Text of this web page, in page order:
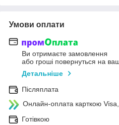
Умови оплати
Ви отримаєте замовлення
або гроші повернуться на
Детальніше
Післяплата
Онлайн-оплата карткою
Готівкою